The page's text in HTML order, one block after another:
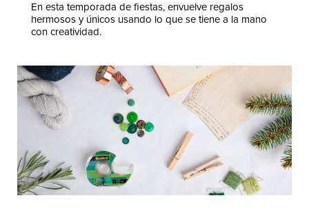
En esta temporada de fiestas, envuelve regalos
hermosos y únicos usando lo que se tiene a la mano
con creatividad.